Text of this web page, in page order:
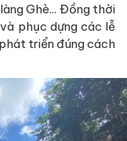
Ghè... Đồng thời
phục dựng các lễ
triển đúng cách